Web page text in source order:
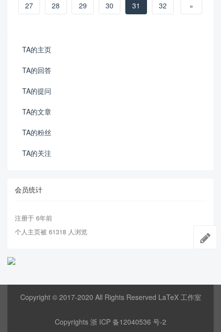
27
28 29 30 31 32 »
TA的主页
TA的回答
TA的提问
TA的文章
TA的粉丝
TA的关注
会员统计
注册于 6年前
个人主页被 61318 人浏览
Copyright © 2017-2020 All Rights Reserved LaTeX 工作室
Copyrights 浙 ICP 备12040536 号-2